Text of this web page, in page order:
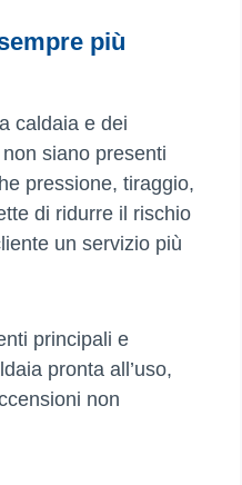
più
caldaia e dei
siano presenti
pressione, tiraggio,
di ridurre il rischio
un servizio più
principali e
pronta all’uso,
non